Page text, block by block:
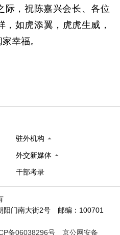
际，祝陈嘉兴会长、各位
如虎添翼，虎虎生威，
幸福。
驻外机构
外交新媒体
干部考录
阳门南大街2号 邮编：100701
备06038296号 京公网安备